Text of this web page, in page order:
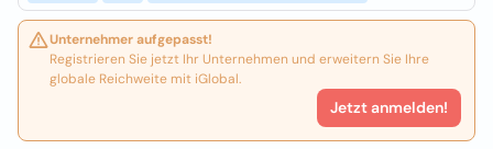
Unternehmer aufgepasst!
Registrieren Sie jetzt Ihr Unternehmen und erweitern Sie Ihre
globale Reichweite mit iGlobal.
Jetzt anmelden!